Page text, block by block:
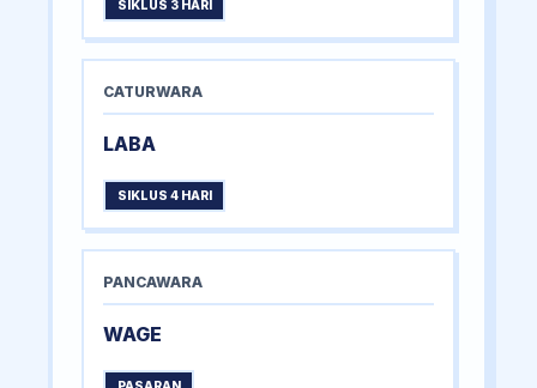
SIKLUS 3 HARI
CATURWARA
LABA
SIKLUS 4 HARI
PANCAWARA
WAGE